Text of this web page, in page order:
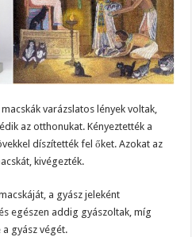
varázslatos lények voltak,
az otthonukat. Kényeztették a
díszítették fel őket. Azokat az
kivégezték.
a gyász jeleként
egészen addig gyászoltak, míg
a gyász végét.